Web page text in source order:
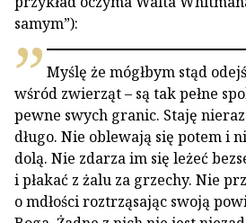
samym”):
Myślę że mógłbym stąd
wśród zwierząt – są tak pełne
pewne swych granic. Staję
długo. Nie oblewają się potem i
dolą. Nie zdarza im się leżeć
i płakać z żalu za grzechy. Nie
o mdłości roztrząsając swoją